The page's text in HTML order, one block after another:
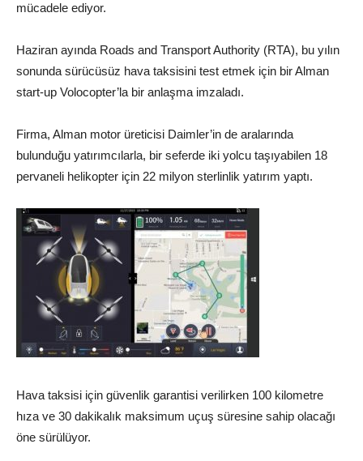
mücadele ediyor.
Haziran ayında Roads and Transport Authority (RTA), bu yılın
sonunda sürücüsüz hava taksisini test etmek için bir Alman
start-up Volocopter’la bir anlaşma imzaladı.
Firma, Alman motor üreticisi Daimler’in de aralarında
bulunduğu yatırımcılarla, bir seferde iki yolcu taşıyabilen 18
pervaneli helikopter için 22 milyon sterlinlik yatırım yaptı.
Hava taksisi için güvenlik garantisi verilirken 100 kilometre
hıza ve 30 dakikalık maksimum uçuş süresine sahip olacağı
öne sürülüyor.